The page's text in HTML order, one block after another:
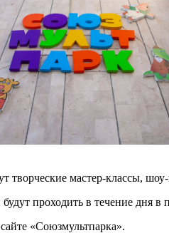
творческие мастер-классы,
проходить в течение дня в
«Союзмультпарка».